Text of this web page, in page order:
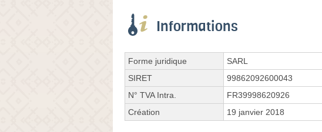
Informations
Forme juridique
SARL
SIRET
99862092600043
N° TVA Intra.
FR39998620926
Création
19 janvier 2018